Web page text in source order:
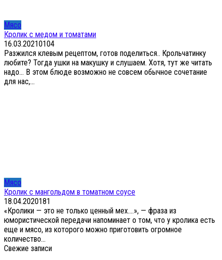
Мясо
Кролик с медом и томатами
16.03.20210104
Разжился клевым рецептом, готов поделиться.. Крольчатинку
любите? Тогда ушки на макушку и слушаем. Хотя, тут же читать
надо… В этом блюде возможно не совсем обычное сочетание
для нас,...
Мясо
Кролик с мангольдом в томатном соусе
18.04.2020181
«Кролики — это не только ценный мех….», — фраза из
юмористической передачи напоминает о том, что у кролика есть
еще и мясо, из которого можно приготовить огромное
количество...
Свежие записи